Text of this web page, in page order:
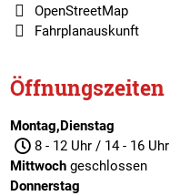
OpenStreetMap
Fahrplanauskunft
Öffnungszeiten
Montag,Dienstag
8 - 12 Uhr / 14 - 16 Uhr
Mittwochgeschlossen
Donnerstag